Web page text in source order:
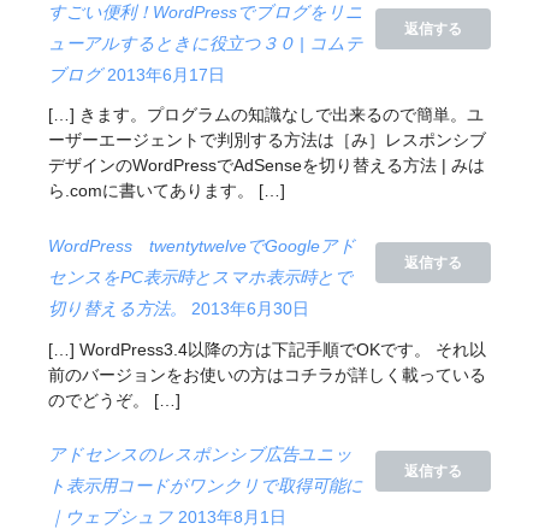
返信する
すごい便利！WordPressでブログをリニ
ューアルするときに役立つ３０ | コムテ
ブログ 2013年6月17日
[…] きます。プログラムの知識なしで出来るので簡単。ユ
ーザーエージェントで判別する方法は［み］レスポンシブ
デザインのWordPressでAdSenseを切り替える方法 | みは
ら.comに書いてあります。 […]
返信する
WordPress twentytwelveでGoogleアド
センスをPC表示時とスマホ表示時とで
切り替える方法。
2013年6月30日
[…] WordPress3.4以降の方は下記手順でOKです。 それ以
前のバージョンをお使いの方はコチラが詳しく載っている
のでどうぞ。 […]
返信する
アドセンスのレスポンシブ広告ユニッ
ト表示用コードがワンクリで取得可能に
｜ウェブシュフ 2013年8月1日